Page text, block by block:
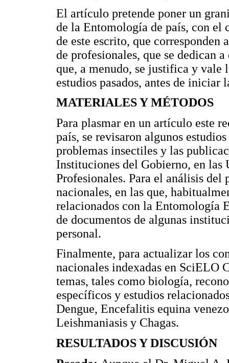
El artículo pretende poner un
de la Entomología de país, con
de este escrito, que corresponden
de profesionales, que se dedican
que, a menudo, se justifica y vale
estudios pasados, antes de iniciar
MATERIALES Y MÉTODOS
Para plasmar en un artículo este
país, se revisaron algunos
problemas insectiles y las
Instituciones del Gobierno, en las
Profesionales. Para el análisis del
nacionales, en las que,
relacionados con la Entomología
de documentos de algunas
personal.
Finalmente, para actualizar los
nacionales indexadas en SciELO
temas, tales como biología,
específicos y estudios
Dengue, Encefalitis equina
Leishmaniasis y Chagas.
RESULTADOS Y DISCUSIÓN